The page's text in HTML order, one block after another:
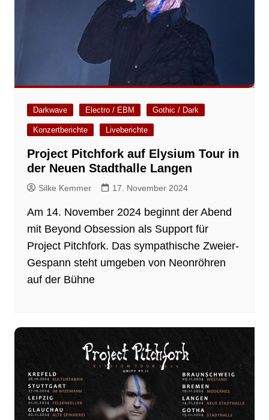
Darkwave Electro / EBM Gothic / Dark
Konzertberichte Liveberichte
Project Pitchfork auf Elysium Tour in
der Neuen Stadthalle Langen
Silke Kemmer 17. November 2024
Am 14. November 2024 beginnt der Abend
mit Beyond Obsession als Support für
Project Pitchfork. Das sympathische Zweier-
Gespann steht umgeben von Neonröhren
auf der Bühne